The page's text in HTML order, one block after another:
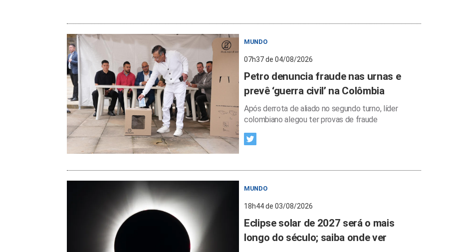
MUNDO
07h37 de 04/08/2026
Petro denuncia fraude nas urnas e
prevê ‘guerra civil’ na Colômbia
Após derrota de aliado no segundo turno, líder
colombiano alegou ter provas de fraude
MUNDO
18h44 de 03/08/2026
Eclipse solar de 2027 será o mais
longo do século; saiba onde ver